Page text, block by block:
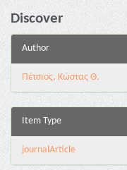
Discover
Author
Πέτσιος, Κώστας Θ.
Item Type
journalArticle